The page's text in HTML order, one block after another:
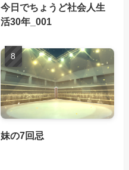
今日でちょうど社会人生
活30年_001
妹の7回忌